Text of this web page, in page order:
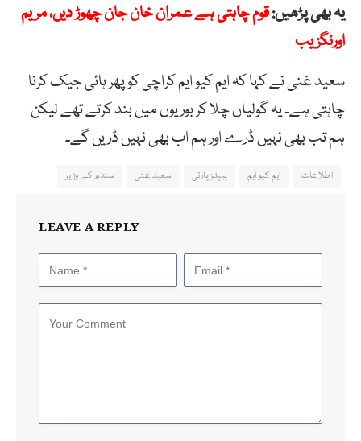
یہ بھی پڑھیں:قوم چاہتی ہے عمران خان جان چھوڑ دیں، مریم
اورنگزیب
سعید غنی نے کہا کہ ایم کیو ایم کراچی کو پھر ہائی جیک کرنا
چاہتی ہے۔ یہ گولیاں چلا کر بوریوں میں بند کرتے تھے لیکن
ہم تب بھی نہیں ڈرے اور ہم اب بھی نہیں ڈریں گے۔
اطلاعات ایم کیو ایم پیپلز پارٹی سعید غنی سندھ کے وزیر
LEAVE A REPLY